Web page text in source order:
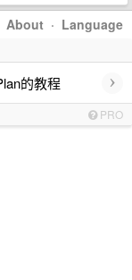
About · Language
的教程 ›
PRO